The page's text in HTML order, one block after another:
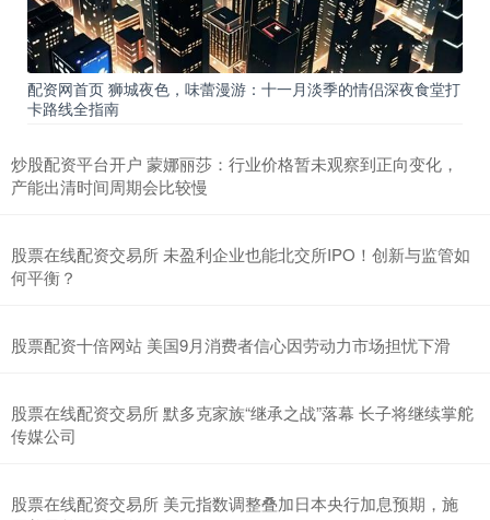
配资网首页 狮城夜色，味蕾漫游：十一月淡季的情侣深夜食堂打
卡路线全指南
炒股配资平台开户 蒙娜丽莎：行业价格暂未观察到正向变化，
产能出清时间周期会比较慢
股票在线配资交易所 未盈利企业也能北交所IPO！创新与监管如
何平衡？
股票配资十倍网站 美国9月消费者信心因劳动力市场担忧下滑
股票在线配资交易所 默多克家族“继承之战”落幕 长子将继续掌舵
传媒公司
股票在线配资交易所 美元指数调整叠加日本央行加息预期，施